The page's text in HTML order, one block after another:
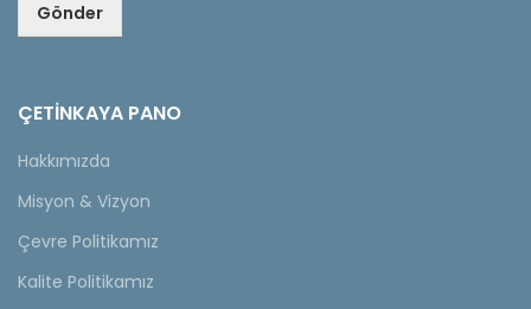
Gönder
ÇETINKAYA PANO
Hakkımızda
Misyon & Vizyon
Çevre Politikamız
Kalite Politikamız